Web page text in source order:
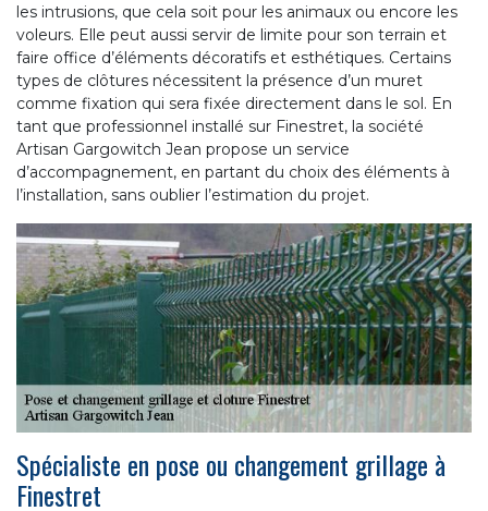
les intrusions, que cela soit pour les animaux ou encore les
voleurs. Elle peut aussi servir de limite pour son terrain et
faire office d’éléments décoratifs et esthétiques. Certains
types de clôtures nécessitent la présence d’un muret
comme fixation qui sera fixée directement dans le sol. En
tant que professionnel installé sur Finestret, la société
Artisan Gargowitch Jean propose un service
d’accompagnement, en partant du choix des éléments à
l’installation, sans oublier l’estimation du projet.
Spécialiste en pose ou changement grillage à
Finestret